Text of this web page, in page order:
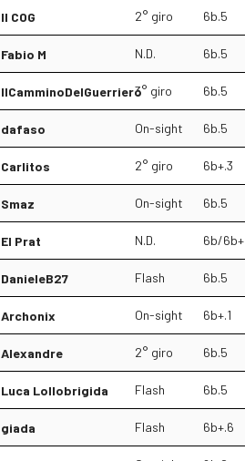
Il COG 2° giro 6b.5
Fabio M N.D. 6b.5
IlCamminoDelGuerriero3° giro 6b.5
dafaso On-sight 6b.5
Carlitos 2° giro 6b+.3
Smaz On-sight 6b.5
El Prat N.D. 6b/6b+
DanieleB27 Flash 6b.5
Archonix On-sight 6b+.1
Alexandre 2° giro 6b.5
Luca Lollobrigida Flash 6b.5
giada Flash 6b+.6